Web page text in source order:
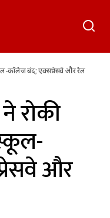
कॉलेज बंद; एक्सप्रेसवे और रेल
रोकी
और